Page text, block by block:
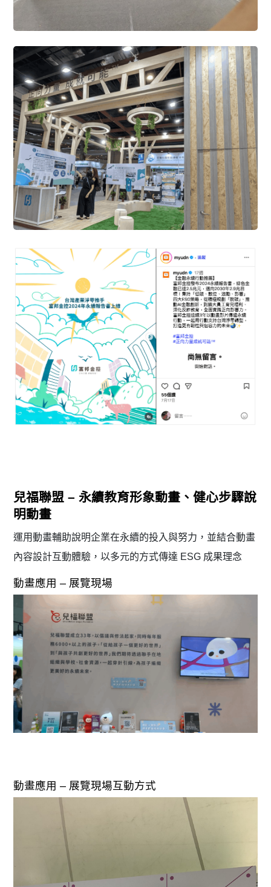
兒福聯盟 – 永續教育形象動畫、健心步驟說
明動畫
運用動畫輔助說明企業在永續的投入與努力，並結合動畫
內容設計互動體驗，以多元的方式傳達 ESG 成果理念
動畫應用 – 展覽現場
動畫應用 – 展覽現場互動方式